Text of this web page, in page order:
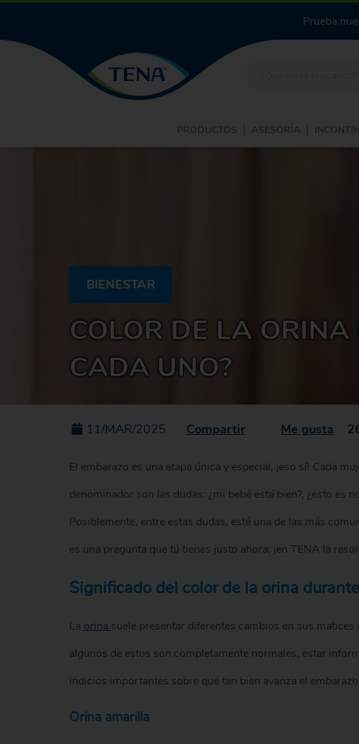
Prueba
PRODUCTOS ASESORÍA
BIENESTAR
COLOR DE LA
CADA UNO?
11/MAR/2025 Compartir Me gusta
El embarazo es una etapa única y especial, ¡eso sí! Cada
denominador son las dudas: ¿mi bebé está bien?, ¿esto es
Posiblemente, entre estas dudas, esté una de las más
es una pregunta que tú tienes justo ahora; ¡en TENA la
Significado del color de la orina
La orina suele presentar diferentes cambios en sus
algunos de estos son completamente normales, estar
indicios importantes sobre qué tan bien avanza el embarazo.
Orina amarilla